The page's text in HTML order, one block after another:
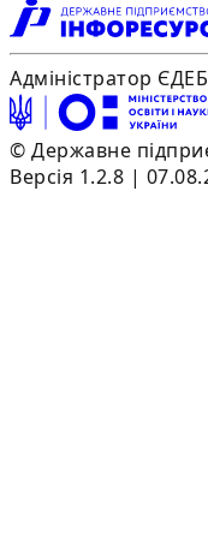
Адміністратор
© Державне
Версія 1.2.8 |